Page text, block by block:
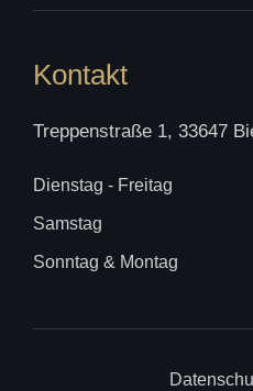
Kontakt
Treppenstraße 1, 33647
Dienstag - Freitag
Samstag
Sonntag & Montag